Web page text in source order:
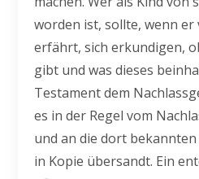
worden ist, sollte, wenn er
erfährt, sich erkundigen,
gibt und was dieses
Testament dem
es in der Regel vom
und an die dort
in Kopie übersandt. Ein